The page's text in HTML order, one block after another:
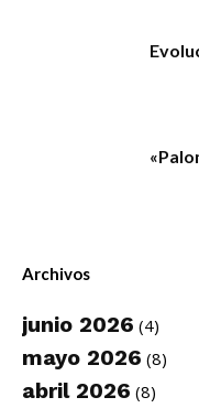
Archivos
junio 2026 (4)
mayo 2026 (8)
abril 2026 (8)